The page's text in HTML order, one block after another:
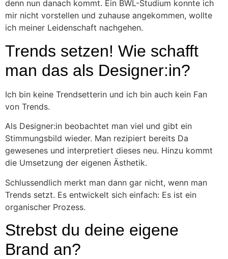
denn nun danach kommt. Ein BWL-Studium konnte ich
mir nicht vorstellen und zuhause angekommen, wollte
ich meiner Leidenschaft nachgehen.
Trends setzen! Wie schafft
man das als Designer:in?
Ich bin keine Trendsetterin und ich bin auch kein Fan
von Trends.
Als Designer:in beobachtet man viel und gibt ein
Stimmungsbild wieder. Man rezipiert bereits Da
gewesenes und interpretiert dieses neu. Hinzu kommt
die Umsetzung der eigenen Ästhetik.
Schlussendlich merkt man dann gar nicht, wenn man
Trends setzt. Es entwickelt sich einfach: Es ist ein
organischer Prozess.
Strebst du deine eigene
Brand an?